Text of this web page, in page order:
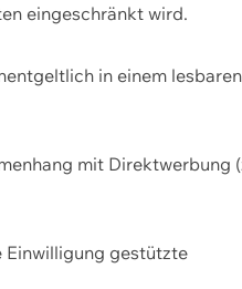
eingeschränkt wird.
in einem
mit Direktwerbung
Einwilligung gestützte